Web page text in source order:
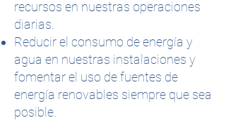
recursos en nuestras operaciones
diarias.
Reducir el consumo de energía y
agua en nuestras instalaciones y
fomentar el uso de fuentes de
energía renovables siempre que sea
posible.